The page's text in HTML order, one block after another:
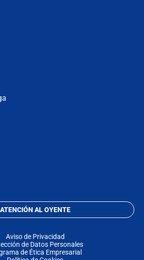
ATENCIÓN AL OYENTE
Aviso de Privacidad
de Datos Personales
de Ética Empresarial